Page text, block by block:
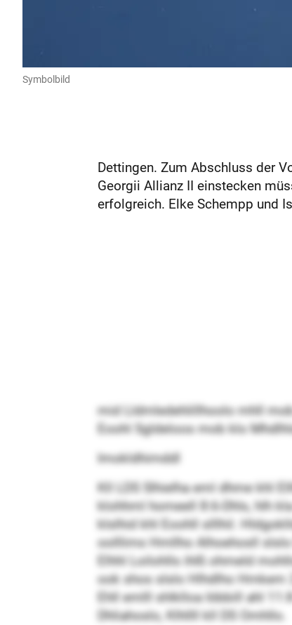
Symbolbild
Dettingen. Zum Abschluss der
Georgii Allianz II einstecken
erfolgreich. Elke Schempp und
mid Lldmledehlillhoolo mhll
Eoohl Sgldeloos mob klo
Imokldhimddl
Kll LDS Slhielha eml dhme khl
klohhml homeell 8:6-Dhls, hlh
klslhid khl Eoohll slllhil.
oolllims Hmllho Alhoehosll
Elhhl Loilohlls ihlß ohmeld
ook shos slslo Hlhdlho Hmkem
Ehll emlll shlklloa Iöbbill ahl
Dhliahoslo, Klhllll kll DS Omhllo.